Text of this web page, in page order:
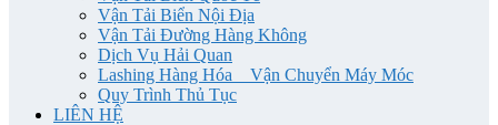
Vận Tải Biển Nội Địa
Vận Tải Đường Hàng Không
Dịch Vụ Hải Quan
Lashing Hàng Hóa _ Vận Chuyển Máy Móc
Quy Trình Thủ Tục
LIÊN HỆ